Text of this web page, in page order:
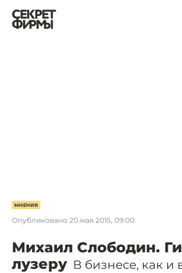
МНЕНИЯ
Опубликовано 20 мая 2015, 09:00
Михаил Слободин.
лузеру В бизнесе, как и